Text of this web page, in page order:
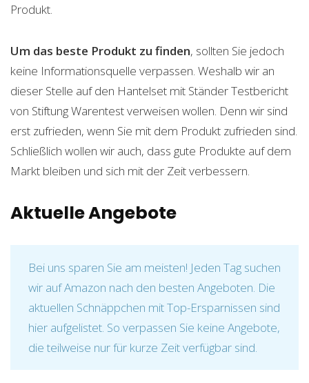
Produkt.
Um das beste Produkt zu finden, sollten Sie jedoch
keine Informationsquelle verpassen. Weshalb wir an
dieser Stelle auf den Hantelset mit Ständer Testbericht
von Stiftung Warentest verweisen wollen. Denn wir sind
erst zufrieden, wenn Sie mit dem Produkt zufrieden sind.
Schließlich wollen wir auch, dass gute Produkte auf dem
Markt bleiben und sich mit der Zeit verbessern.
Aktuelle Angebote
Bei uns sparen Sie am meisten! Jeden Tag suchen
wir auf Amazon nach den besten Angeboten. Die
aktuellen Schnäppchen mit Top-Ersparnissen sind
hier aufgelistet. So verpassen Sie keine Angebote,
die teilweise nur für kurze Zeit verfügbar sind.